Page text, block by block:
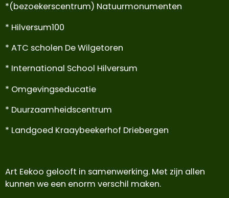
*(bezoekerscentrum) Natuurmonumenten
* Hilversum100
* ATC scholen De Wilgetoren
* International School Hilversum
* Omgevingseducatie
* Duurzaamheidscentrum
* Landgoed Kraaybeekerhof Driebergen
Art Eekoo gelooft in samenwerking. Met zijn allen
kunnen we een enorm verschil maken.